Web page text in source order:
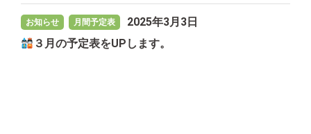
お知らせ 月間予定表
2025年3月3日
３月の予定表をUPします。